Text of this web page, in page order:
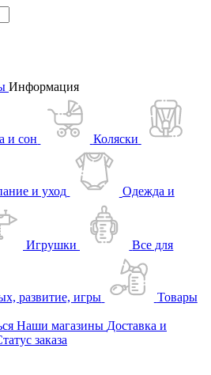
Информация
и сон Коляски
и уход Одежда и
Игрушки Все для
развитие, игры
Товары
Наши магазины Доставка и
заказа